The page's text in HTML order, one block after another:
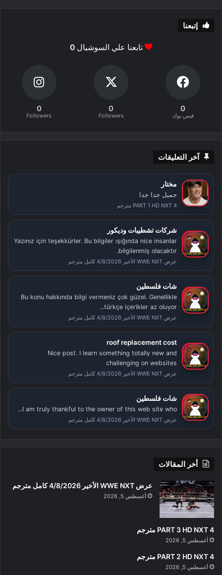
إتبعنا
تابعنا علي السوشيال0
0
فيس بوك
0
Followers
0
Followers
آخر التعليقات
مختار
جميل جدا جدا
PART 1 HD NXT 4 مترجم
شركات تشطيبات وديكور
Yazınız için teşekkürler. Bu bilgiler ışığında nice insanlar
bilgilenmiş olacaktır.
عرض WWE NXT الأخير 4/8/2026 كامل مترجم
شات فلسطين
Bu konu hakkında bilgi vermeniz çok güzel. Genellikle
türkçe içerikler az oluyor...
عرض WWE NXT الأخير 4/8/2026 كامل مترجم
roof replacement cost
Nice post. I learn something totally new and
challenging on websites
عرض WWE NXT الأخير 4/8/2026 كامل مترجم
شات فلسطين
I am truly thankful to the owner of this web site who...
عرض WWE NXT الأخير 4/8/2026 كامل مترجم
أخر المقالات
عرض WWE NXT الأخير 4/8/2026 كامل مترجم
أغسطس 5, 2026
PART 3 HD NXT 4 مترجم
أغسطس 5, 2026
PART 2 HD NXT 4 مترجم
أغسطس 5, 2026